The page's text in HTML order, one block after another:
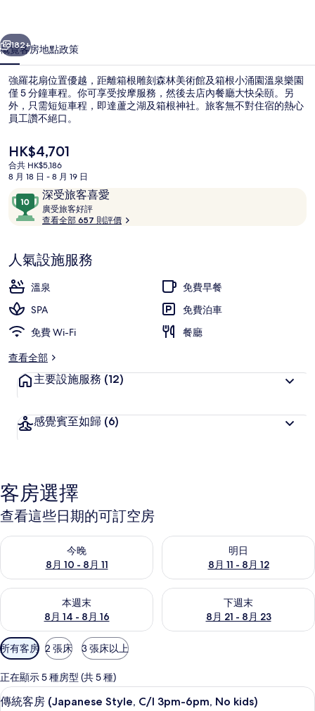
個 下一個
182+
概覽客房地點政策
強羅花扇位置優越，距離箱根雕刻森林美術館及箱根小涌園溫泉樂園
僅 5 分鐘車程。你可享受按摩服務，然後去店內餐廳大快朵頤。另
外，只需短短車程，即達蘆之湖及箱根神社。旅客無不對住宿的熱心
員工讚不絕口。
現
價
HK$4,701
HK$4,701
合共 HK$5,186
8 月 18 日 - 8 月 19 日
評
價
深受旅客喜愛
10
分
(滿
為
10
分)，
受
旅
喜
愛
廣受旅客好評
受
查看全部 657 則評價
人氣設施服務
溫泉
免費早餐
SPA
免費泊車
免費 Wi-Fi
餐廳
查看全部
主要設施服務 (12)
感覺賓至如歸 (6)
客房選擇
查看這些日期的可訂空房
今晚
8月 10 - 8月 11
查看今晚 8月 10 - 8月 11的可訂空房
明日
8月 11 - 8月 12
查看明日 8月 11 - 8月 12的可訂
本週末
8月 14 - 8月 16
查看本週末 8月 14 - 8月 16的可訂空房
下週末
8月 21 - 8月 23
查看下週末 8月 21 - 8月 23的
可
用
嘅
客
房
所有客房 2 張床 3 張床以上
正在顯示 5 種房型 (共 5 種)
載
傳統客房 (Japanese Style, C/I 3pm-
14
傳統客房 (Japanese Style, C/I 3pm-6pm, No kids)